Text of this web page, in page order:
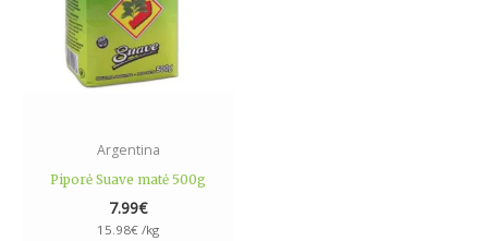
Argentina
Piporė Suave matė 500g
7.99€
15.98€ /kg